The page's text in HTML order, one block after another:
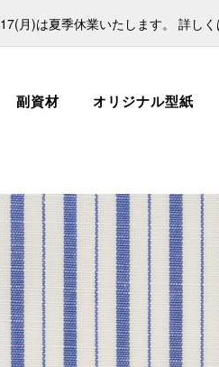
月)は夏季休業いたします。 詳しく
副資材 オリジナル型紙